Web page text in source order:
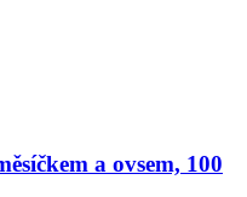
a ovsem, 100